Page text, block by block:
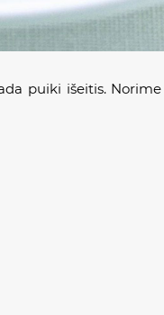
puiki išeitis.